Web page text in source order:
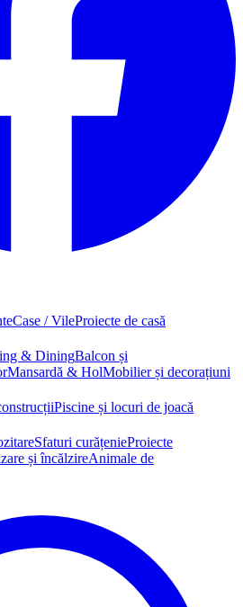
Case / VileProiecte de casă
& DiningBalcon și
Mansardă & HolMobilier și decorațiuni
Piscine și locuri de joacă
Sfaturi curățenieProiecte
și încălzireAnimale de